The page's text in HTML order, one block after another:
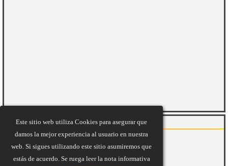
Este sitio web utiliza Cookies para asegurar que
damos la mejor experiencia al usuario en nuestra
web. Si sigues utilizando este sitio asumiremos que
estás de acuerdo. Se ruega leer la nota informativa
Saltar el bloque Artículos Recientes
Artículos Recientes
La Bruja Del Pueblo
La Mosca
El Tesoro Del Saber